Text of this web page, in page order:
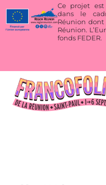
Ce projet
dans le
Réunion dont
Réunion.
fonds FEDER.